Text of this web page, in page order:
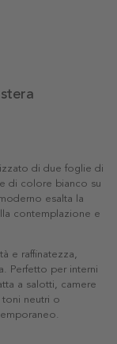
di due foglie di
di colore bianco su
esalta la
contemplazione e
e raffinatezza,
Perfetto per interni
a salotti, camere
neutri o